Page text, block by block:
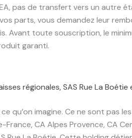
pas de transfert vers un autre
parts, vous demandez leur
Avant toute souscription, le
garanti.
régionales, SAS Rue La
qu’on imagine. Ce ne sont pas
France, CA Alpes Provence, CA